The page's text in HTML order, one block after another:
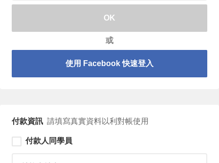
請輸入 email 帳號
OK
或
使用 Facebook 快速登入
付款資訊 請填寫真實資料以利對帳使用
付款人同學員